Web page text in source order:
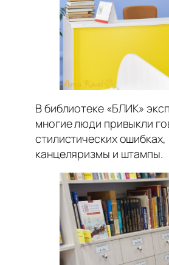
В библиотеке «БЛИК»
многие люди привыкли
стилистических
канцеляризмы и штампы.